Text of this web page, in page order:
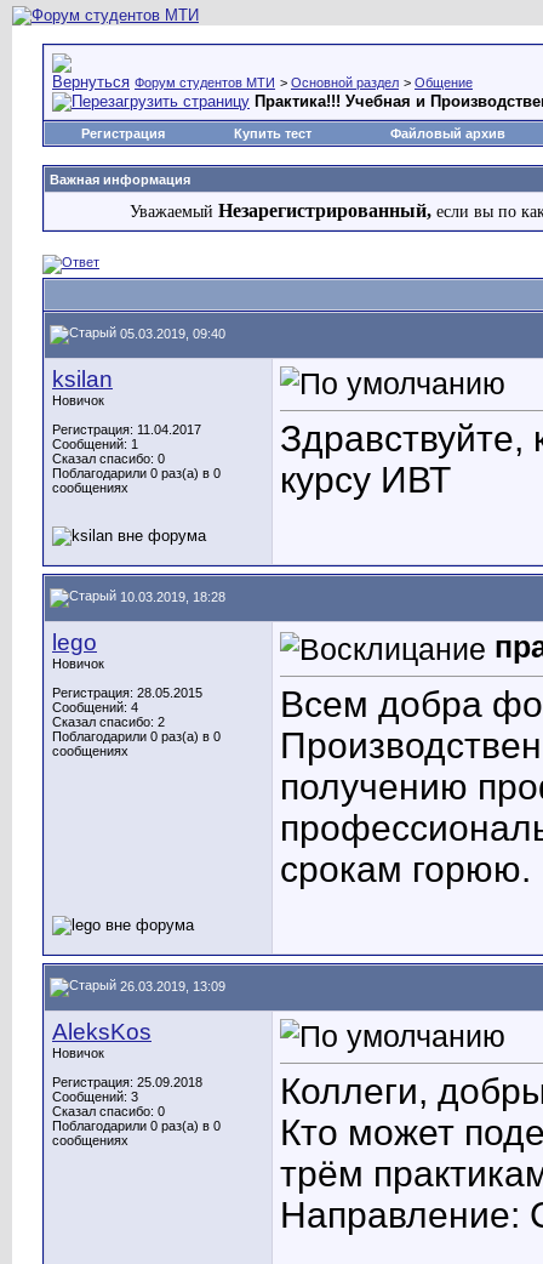
Форум студентов МТИ > Основной раздел > Общение
Практика!!! Учебная и
Регистрация Купить тест Файловый архив
Важная информация
Уважаемый Незарегистрированный, если вы по
05.03.2019, 09:40
ksilan
Новичок
Регистрация: 11.04.2017
Сообщений: 1
Сказал спасибо: 0
Поблагодарили 0 раз(а) в 0
сообщениях
Здравствуйте,
курсу ИВТ
10.03.2019, 18:28
lego
Новичок
Регистрация: 28.05.2015
Сообщений: 4
Сказал спасибо: 2
Поблагодарили 0 раз(а) в 0
сообщениях
Всем добра
получению
срокам
26.03.2019, 13:09
AleksKos
Новичок
Регистрация: 25.09.2018
Сообщений: 3
Сказал спасибо: 0
Поблагодарили 0 раз(а) в 0
сообщениях
Коллеги,
Кто может
трём
Направление: